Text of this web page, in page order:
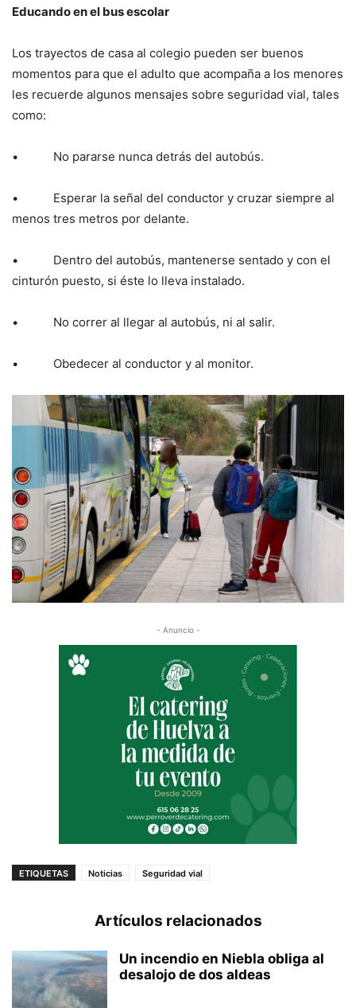
Educando en el bus escolar
Los trayectos de casa al colegio pueden ser buenos
momentos para que el adulto que acompaña a los menores
les recuerde algunos mensajes sobre seguridad vial, tales
como:
• No pararse nunca detrás del autobús.
• Esperar la señal del conductor y cruzar siempre al
menos tres metros por delante.
• Dentro del autobús, mantenerse sentado y con el
cinturón puesto, si éste lo lleva instalado.
• No correr al llegar al autobús, ni al salir.
• Obedecer al conductor y al monitor.
- Anuncio -
ETIQUETAS Noticias Seguridad vial
Artículos relacionados
Un incendio en Niebla obliga al
desalojo de dos aldeas